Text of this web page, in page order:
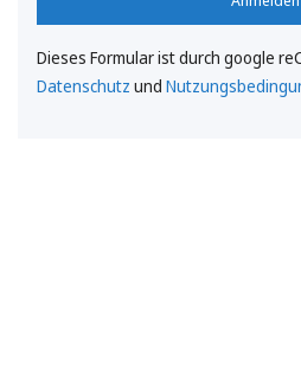
Dieses Formular ist durch google
Datenschutz und